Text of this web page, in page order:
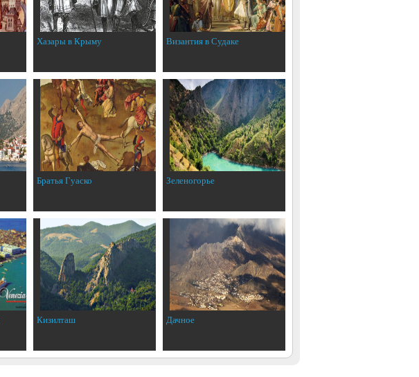
Хазары в Крыму Византия в Судаке
Братья Гуаско Зеленогорье
Кизилташ Дачное